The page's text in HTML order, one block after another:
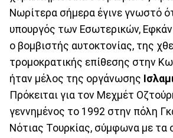
Νωρίτερα σήμερα έγινε γνωστό
υπουργός των Εσωτερικών,
ο βομβιστής αυτοκτονίας, της
τρομοκρατικής επίθεσης στην
ήταν μέλος της οργάνωσης
Πρόκειται για τον Μεχμέτ
γεννημένος το 1992 στην πόλη
Νότιας Τουρκίας, σύμφωνα με τα